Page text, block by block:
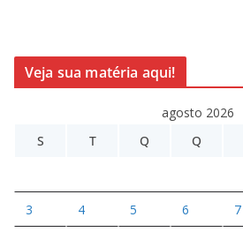
Veja sua matéria aqui!
agosto 2026
S
T Q Q
3 4 5 6 7